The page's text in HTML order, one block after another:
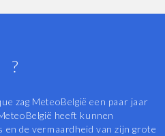
?
zag MeteoBelgië een paar jaar
heeft kunnen
de vermaardheid van zijn grote